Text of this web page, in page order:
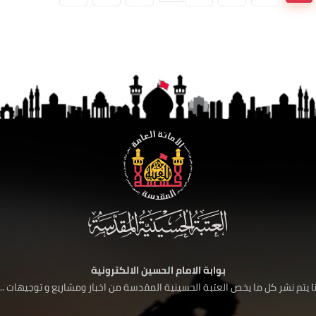
بوابة الامام الحسين الالكترونية
يتم نشر كل ما يخص العتبة الحسينية المقدسة من اخبار ومشاريع و توجيهات